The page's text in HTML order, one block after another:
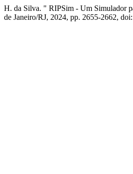
H. da Silva. " RIPSim - Um Simulador
de Janeiro/RJ, 2024, pp. 2655-2662, doi: